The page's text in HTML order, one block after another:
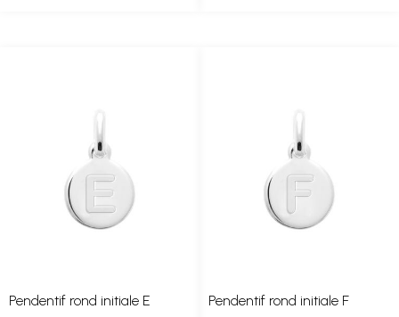
Pendentif rond initiale E Pendentif rond initiale F